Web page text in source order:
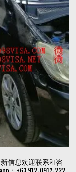
信息欢迎联系和咨
：+63 912-0912-222